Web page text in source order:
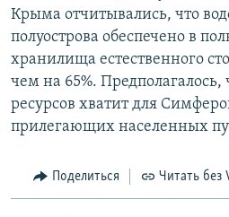
Крыма отчитывались, что
полуострова обеспечено в
хранилища естественного
чем на 65%. Предполагалось,
ресурсов хватит для
прилегающих населенных
Поделиться Читать без